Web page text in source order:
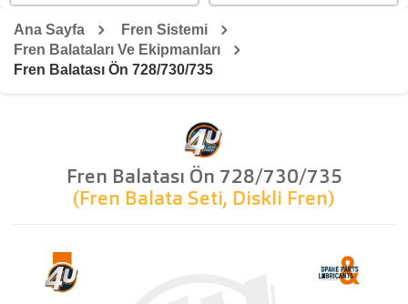
Ana Sayfa
Fren Sistemi
Fren Balataları Ve Ekipmanları
Fren Balatası Ön 728/730/735
Fren Balatası Ön 728/730/735
(Fren Balata Seti, Diskli Fren)